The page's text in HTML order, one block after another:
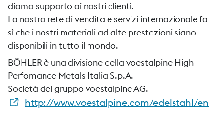
diamo supporto ai nostri clienti.
La nostra rete di vendita e servizi internazionale fa
sì che i nostri materiali ad alte prestazioni siano
disponibili in tutto il mondo.
BÖHLER è una divisione della voestalpine High
Perfomance Metals Italia S.p.A.
Società del gruppo voestalpine AG.
http://www.voestalpine.com/edelstahl/en